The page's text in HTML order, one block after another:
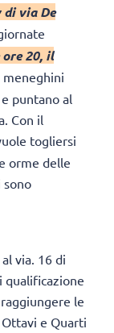
di via De
20, il
meneghini
puntano al
Con il
togliersi
orme delle
sono
via. 16 di
qualificazione
le
e Quarti